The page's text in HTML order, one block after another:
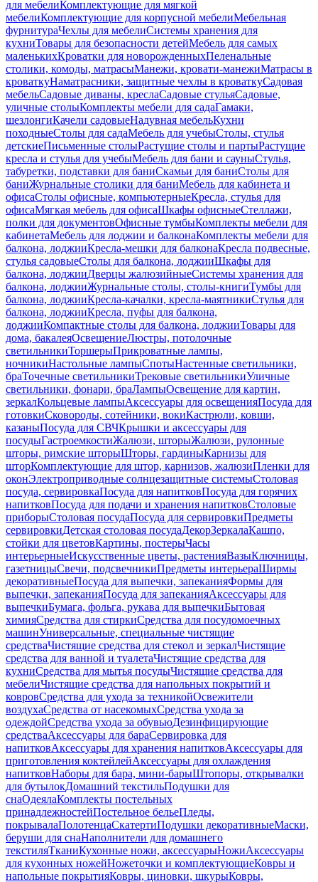
для мебелиКомплектующие для мягкой
мебелиКомплектующие для корпусной мебелиМебельная
фурнитураЧехлы для мебелиСистемы хранения для
кухниТовары для безопасности детейМебель для самых
маленькихКроватки для новорожденныхПеленальные
столики, комоды, матрасыМанежи, кровати-манежиМатрасы в
кроваткуНаматрасники, защитные чехлы в кроваткуСадовая
мебельСадовые диваны, креслаСадовые стульяСадовые,
уличные столыКомплекты мебели для садаГамаки,
шезлонгиКачели садовыеНадувная мебельКухни
походныеСтолы для садаМебель для учебыСтолы, стулья
детскиеПисьменные столыРастущие столы и партыРастущие
кресла и стулья для учебыМебель для бани и сауныСтулья,
табуретки, подставки для баниСкамьи для баниСтолы для
баниЖурнальные столики для баниМебель для кабинета и
офисаСтолы офисные, компьютерныеКресла, стулья для
офисаМягкая мебель для офисаШкафы офисныеСтеллажи,
полки для документовОфисные тумбыКомплекты мебели для
кабинетаМебель для лоджии и балконаКомплекты мебели для
балкона, лоджииКресла-мешки для балконаКресла подвесные,
стулья садовыеСтолы для балкона, лоджииШкафы для
балкона, лоджииДверцы жалюзийныеСистемы хранения для
балкона, лоджииЖурнальные столы, столы-книгиТумбы для
балкона, лоджииКресла-качалки, кресла-маятникиСтулья для
балкона, лоджииКресла, пуфы для балкона,
лоджииКомпактные столы для балкона, лоджииТовары для
дома, бакалеяОсвещениеЛюстры, потолочные
светильникиТоршерыПрикроватные лампы,
ночникиНастольные лампыСпотыНастенные светильники,
браТочечные светильникиТрековые светильникиУличные
светильники, фонари, браЛампыОсвещение для картин,
зеркалКольцевые лампыАксессуары для освещенияПосуда для
готовкиСковороды, сотейники, вокиКастрюли, ковши,
казаныПосуда для СВЧКрышки и аксессуары для
посудыГастроемкостиЖалюзи, шторыЖалюзи, рулонные
шторы, римские шторыШторы, гардиныКарнизы для
шторКомплектующие для штор, карнизов, жалюзиПленки для
оконЭлектроприводные солнцезащитные системыСтоловая
посуда, сервировкаПосуда для напитковПосуда для горячих
напитковПосуда для подачи и хранения напитковСтоловые
приборыСтоловая посудаПосуда для сервировкиПредметы
сервировкиДетская столовая посудаДекорЗеркалаКашпо,
стойки для цветовКартины, постерыЧасы
интерьерныеИскусственные цветы, растенияВазыКлючницы,
газетницыСвечи, подсвечникиПредметы интерьераШирмы
декоративныеПосуда для выпечки, запеканияФормы для
выпечки, запеканияПосуда для запеканияАксессуары для
выпечкиБумага, фольга, рукава для выпечкиБытовая
химияСредства для стиркиСредства для посудомоечных
машинУниверсальные, специальные чистящие
средстваЧистящие средства для стекол и зеркалЧистящие
средства для ванной и туалетаЧистящие средства для
кухниСредства для мытья посудыЧистящие средства для
мебелиЧистящие средства для напольных покрытий и
ковровСредства для ухода за техникойОсвежители
воздухаСредства от насекомыхСредства ухода за
одеждойСредства ухода за обувьюДезинфицирующие
средстваАксессуары для бараСервировка для
напитковАксессуары для хранения напитковАксессуары для
приготовления коктейлейАксессуары для охлаждения
напитковНаборы для бара, мини-барыШтопоры, открывалки
для бутылокДомашний текстильПодушки для
снаОдеялаКомплекты постельных
принадлежностейПостельное бельеПледы,
покрывалаПолотенцаСкатертиПодушки декоративныеМаски,
беруши для снаНаполнители для домашнего
текстиляТканиКухонные ножи, аксессуарыНожиАксессуары
для кухонных ножейНожеточки и комплектующиеКовры и
напольные покрытияКовры, циновки, шкурыКовры,